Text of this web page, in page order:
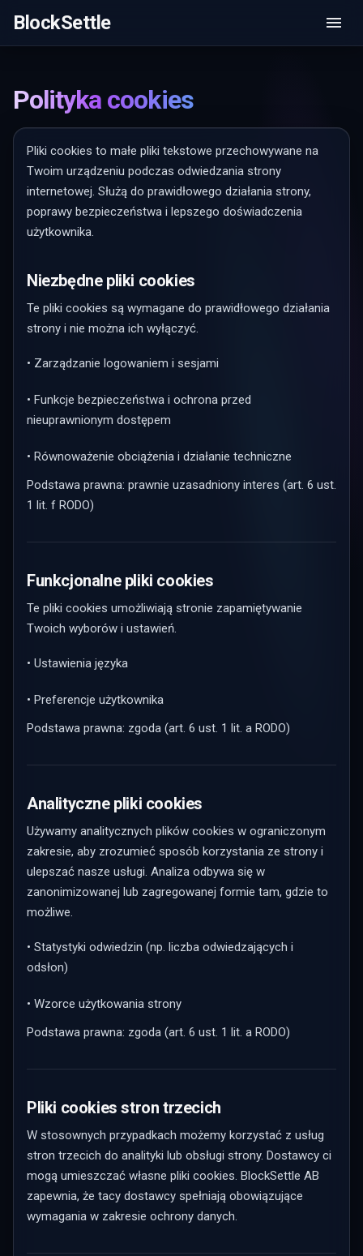
BlockSettle
Polityka cookies
Pliki cookies to małe pliki tekstowe przechowywane na
Twoim urządzeniu podczas odwiedzania strony
internetowej. Służą do prawidłowego działania strony,
poprawy bezpieczeństwa i lepszego doświadczenia
użytkownika.
Niezbędne pliki cookies
Te pliki cookies są wymagane do prawidłowego działania
strony i nie można ich wyłączyć.
• Zarządzanie logowaniem i sesjami
• Funkcje bezpieczeństwa i ochrona przed
nieuprawnionym dostępem
• Równoważenie obciążenia i działanie techniczne
Podstawa prawna: prawnie uzasadniony interes (art. 6 ust.
1 lit. f RODO)
Funkcjonalne pliki cookies
Te pliki cookies umożliwiają stronie zapamiętywanie
Twoich wyborów i ustawień.
• Ustawienia języka
• Preferencje użytkownika
Podstawa prawna: zgoda (art. 6 ust. 1 lit. a RODO)
Analityczne pliki cookies
Używamy analitycznych plików cookies w ograniczonym
zakresie, aby zrozumieć sposób korzystania ze strony i
ulepszać nasze usługi. Analiza odbywa się w
zanonimizowanej lub zagregowanej formie tam, gdzie to
możliwe.
• Statystyki odwiedzin (np. liczba odwiedzających i
odsłon)
• Wzorce użytkowania strony
Podstawa prawna: zgoda (art. 6 ust. 1 lit. a RODO)
Pliki cookies stron trzecich
W stosownych przypadkach możemy korzystać z usług
stron trzecich do analityki lub obsługi strony. Dostawcy ci
mogą umieszczać własne pliki cookies. BlockSettle AB
zapewnia, że tacy dostawcy spełniają obowiązujące
wymagania w zakresie ochrony danych.